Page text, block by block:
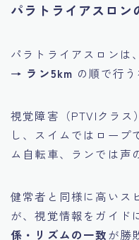
パラトライアスロン
パラトライアスロンは、
→ ラン5km の順で行う
視覚障害（PTVIクラ
し、スイムではロープ
ム自転車、ランでは声
健常者と同様に高いス
が、視覚情報をガイド
係・リズムの一致が勝